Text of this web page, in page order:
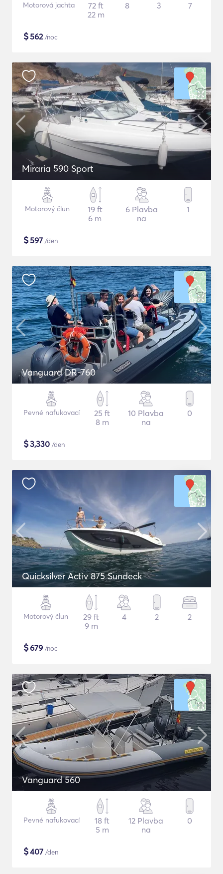
Motorová jachta
72 ft
22 m
8 3 7
$562/noc
Miraria 590 Sport
Motorový člun
19 ft
6 m
6 Plavba
na
1
$597 /den
Vanguard DR-760
Pevné nafukovací
25 ft
8 m
10 Plavba
na
0
$3,330 /den
Quicksilver Activ 875 Sundeck
Motorový člun
29 ft
9 m
4 2 2
$679 /noc
Vanguard 560
Pevné nafukovací
18 ft
5 m
12 Plavba
na
0
$407 /den